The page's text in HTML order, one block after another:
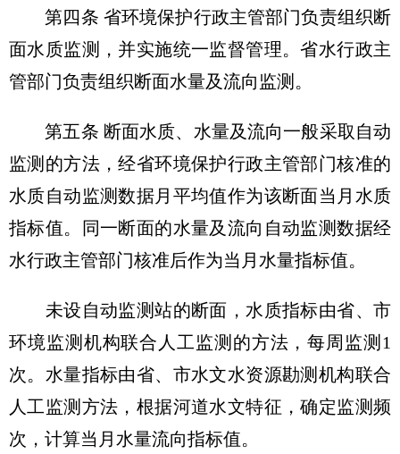
第四条 省环境保护行政主管部门负责组织断
面水质监测，并实施统一监督管理。省水行政主
管部门负责组织断面水量及流向监测。
第五条 断面水质、水量及流向一般采取自动
监测的方法，经省环境保护行政主管部门核准的
水质自动监测数据月平均值作为该断面当月水质
指标值。同一断面的水量及流向自动监测数据经
水行政主管部门核准后作为当月水量指标值。
未设自动监测站的断面，水质指标由省、市
环境监测机构联合人工监测的方法，每周监测1
次。水量指标由省、市水文水资源勘测机构联合
人工监测方法，根据河道水文特征，确定监测频
次，计算当月水量流向指标值。